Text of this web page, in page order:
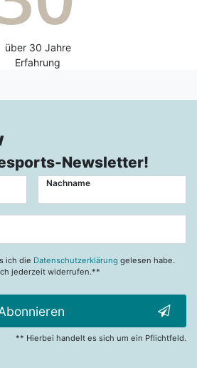
über 30 Jahre
Erfahrung
Newsletter!
Nachname
ich die Datenschutzerklärung gelesen habe.
jederzeit widerrufen.**
** Hierbei handelt es sich um ein Pflichtfeld.